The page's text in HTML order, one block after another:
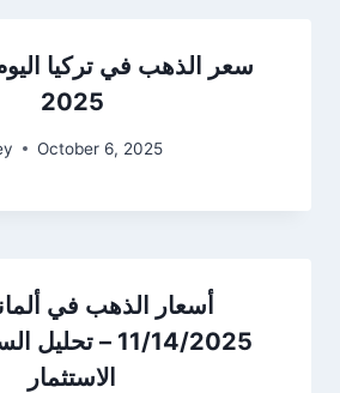
2025
October 6, 2025
أسعار الذهب في
11/14/2025 –
الاستثمار